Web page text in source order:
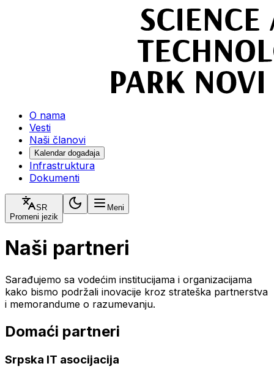
O nama
Vesti
Naši članovi
Kalendar događaja
Infrastruktura
Dokumenti
SR
Promeni jezik
Meni
Naši partneri
Sarađujemo sa vodećim institucijama i organizacijama
kako bismo podržali inovacije kroz strateška partnerstva
i memorandume o razumevanju.
Domaći partneri
Srpska IT asocijacija